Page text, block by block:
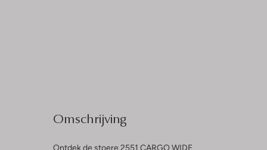
Omschrijving
Ontdek de stoere 2551 CARGO WIDE